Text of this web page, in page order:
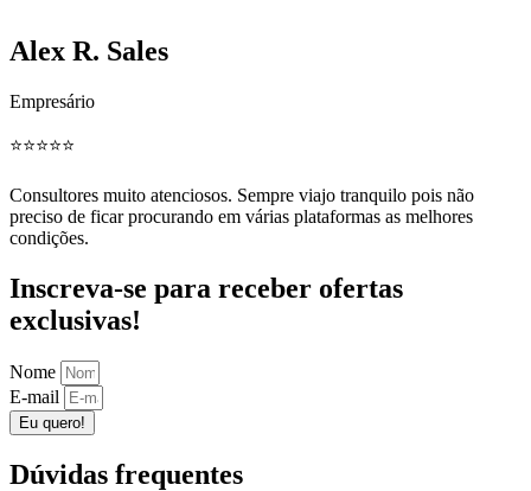
Alex R. Sales
Empresário
⭐️⭐️⭐️⭐️⭐️
Consultores muito atenciosos. Sempre viajo tranquilo pois não
preciso de ficar procurando em várias plataformas as melhores
condições.
Inscreva-se para receber ofertas
exclusivas!
Nome
E-mail
Eu quero!
Dúvidas frequentes